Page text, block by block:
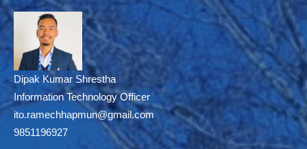
Dipak Kumar Shrestha
Information Technology Officer
ito.ramechhapmun@gmail.com
9851196927